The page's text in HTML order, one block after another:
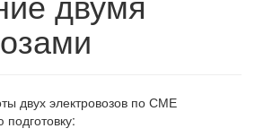
двух электровозов по СМЕ